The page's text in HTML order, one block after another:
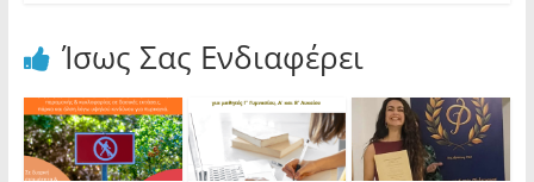
Ίσως Σας Ενδιαφέρει